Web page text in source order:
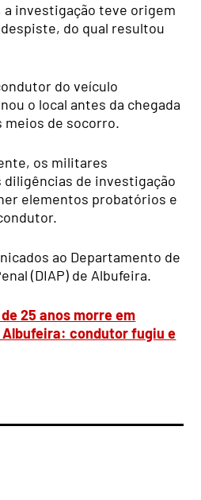
a investigação teve origem
do qual resultou
do veículo
o local antes da chegada
meios de socorro.
os militares
diligências de investigação
elementos probatórios e
ao Departamento de
(DIAP) de Albufeira.
25 anos morre em
condutor fugiu e